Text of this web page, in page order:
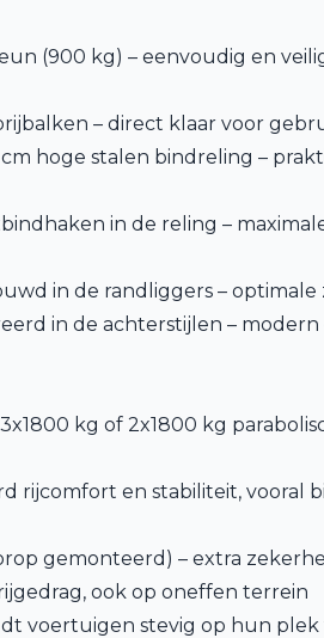
(900 kg) – eenvoudig en
– direct klaar voor
hoge stalen bindreling –
in de reling –
in de randliggers – optimale
in de achterstijlen – modern
kg of 2x1800 kg
rijcomfort en stabiliteit, vooral
gemonteerd) – extra
ook op oneffen terrein
voertuigen stevig op hun plek